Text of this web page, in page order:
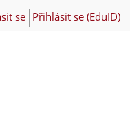
se Přihlásit se (EduID)